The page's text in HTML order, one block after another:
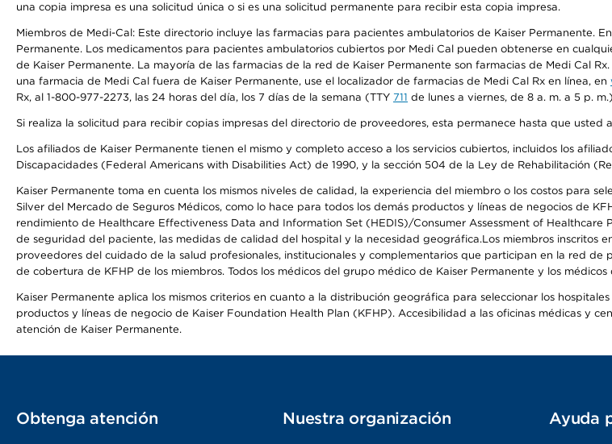
una copia impresa es una solicitud única o si es una solicitud permanente para recibir esta copia impresa.
Miembros de Medi-Cal: Este directorio incluye las farmacias para pacientes ambulatorios de Kaiser Permanente.
Permanente. Los medicamentos para pacientes ambulatorios cubiertos por Medi Cal pueden obtenerse en
de Kaiser Permanente. La mayoría de las farmacias de la red de Kaiser Permanente son farmacias de Medi Cal
una farmacia de Medi Cal fuera de Kaiser Permanente, use el localizador de farmacias de Medi Cal Rx en línea, en
Rx, al 1-800-977-2273, las 24 horas del día, los 7 días de la semana (TTY 711 de lunes a viernes, de 8 a. m. a 5 p.
Si realiza la solicitud para recibir copias impresas del directorio de proveedores, esta permanece hasta que
Los afiliados de Kaiser Permanente tienen el mismo y completo acceso a los servicios cubiertos, incluidos los
Discapacidades (Federal Americans with Disabilities Act) de 1990, y la sección 504 de la Ley de Rehabilitación
Kaiser Permanente toma en cuenta los mismos niveles de calidad, la experiencia del miembro o los costos para
Silver del Mercado de Seguros Médicos, como lo hace para todos los demás productos y líneas de negocios de
rendimiento de Healthcare Effectiveness Data and Information Set (HEDIS)/Consumer Assessment of
de seguridad del paciente, las medidas de calidad del hospital y la necesidad geográfica.Los miembros inscritos
proveedores del cuidado de la salud profesionales, institucionales y complementarios que participan en la red
de cobertura de KFHP de los miembros. Todos los médicos del grupo médico de Kaiser Permanente y los
Kaiser Permanente aplica los mismos criterios en cuanto a la distribución geográfica para seleccionar los
productos y líneas de negocio de Kaiser Foundation Health Plan (KFHP). Accesibilidad a las oficinas médicas y
atención de Kaiser Permanente.
Obtenga atención Nuestra organización Ayuda